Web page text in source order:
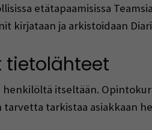
etätapaamisissa
kirjataan ja arkistoidaan
tietolähteet
itseltään.
tarkistaa asiakkaan